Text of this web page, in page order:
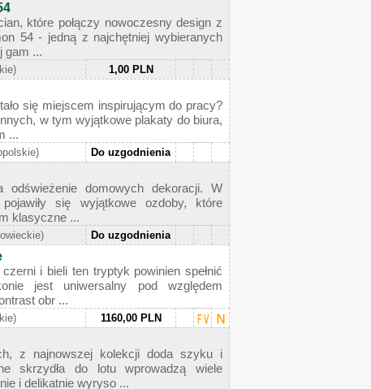
które połączy nowoczesny design z
54 - jedną z najchętniej wybieranych
gam ...
1,00 PLN
się miejscem inspirującym do pracy?
w tym wyjątkowe plakaty do biura,
...
Do uzgodnienia
domowych dekoracji. W
się wyjątkowe ozdoby, które
klasyczne ...
Do uzgodnienia
i bieli ten tryptyk powinien spełnić
jest uniwersalny pod względem
obr ...
1160,00 PLN
z najnowszej kolekcji doda szyku i
skrzydła do lotu wprowadzą wiele
i delikatnie wyryso ...